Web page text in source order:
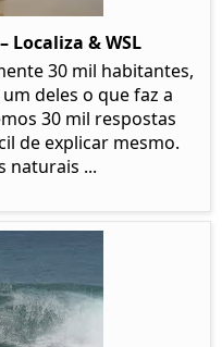
Localiza & WSL​​
30 mil habitantes,
deles o que faz a
30 mil respostas
de explicar mesmo.
naturais ...